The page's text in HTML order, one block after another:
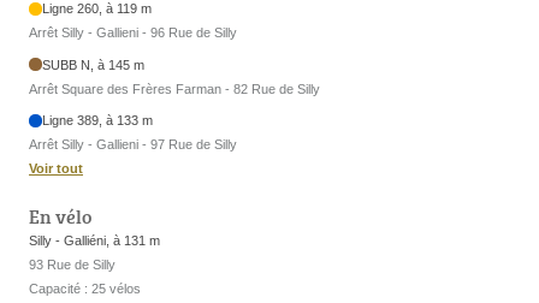
Ligne 260, à 119 m
Arrêt Silly - Gallieni - 96 Rue de Silly
SUBB N, à 145 m
Arrêt Square des Frères Farman - 82 Rue de Silly
Ligne 389, à 133 m
Arrêt Silly - Gallieni - 97 Rue de Silly
Voir tout
En vélo
Silly - Galliéni, à 131 m
93 Rue de Silly
Capacité : 25 vélos